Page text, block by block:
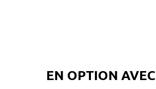
EN OPTION